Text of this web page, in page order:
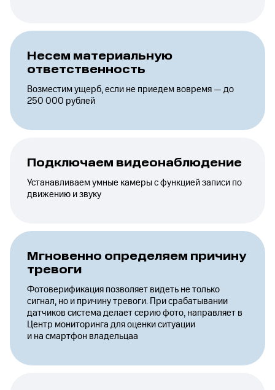
Несем материальную
ответственность
Возместим ущерб, если не приедем вовремя — до
250 000 рублей
Подключаем видеонаблюдение
Устанавливаем умные камеры с функцией записи по
движению и звуку
Мгновенно определяем причину
тревоги
Фотоверификация позволяет видеть не только
сигнал, но и причину тревоги. При срабатывании
датчиков система делает серию фото, направляет в
Центр мониторинга для оценки ситуации
и на смартфон владельцаа